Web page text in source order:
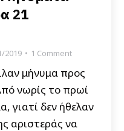
21
2019 1 Comment
μήνυμα προς
νωρίς το πρωί
γιατί δεν ήθελαν
αριστεράς να